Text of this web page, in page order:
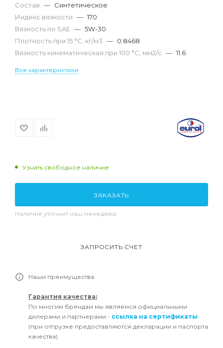
Состав — Синтетическое
Индекс вязкости — 170
Вязкость по SAE — 5W-30
Плотность при 15 °С, кг/м3 — 0.8468
Вязкость кинематическая при 100 °С, мм2/с — 11.6
Все характеристики
Узнать свободное наличие
ЗАКАЗАТЬ
Наличие уточнит наш менеджер
ЗАПРОСИТЬ СЧЕТ
Наши преимущества:
Гарантия качества:
По многим брендам мы являемся официальными
дилерами и партнерами - ссылка на сертификаты
(при отгрузке предоставляются декларации и паспорта
качества)